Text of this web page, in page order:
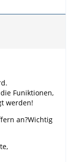
Funiktionen,
werden!
an?Wichtig